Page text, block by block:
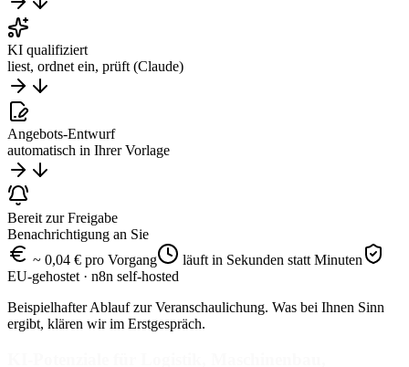
KI qualifiziert
liest, ordnet ein, prüft (Claude)
Angebots-Entwurf
automatisch in Ihrer Vorlage
Bereit zur Freigabe
Benachrichtigung an Sie
~ 0,04 € pro Vorgang
läuft in Sekunden statt Minuten
EU-gehostet · n8n self-hosted
Beispielhafter Ablauf zur Veranschaulichung. Was bei Ihnen Sinn
ergibt, klären wir im Erstgespräch.